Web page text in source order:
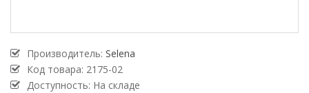
Производитель: Selena
Код товара: 2175-02
Доступность: На складе